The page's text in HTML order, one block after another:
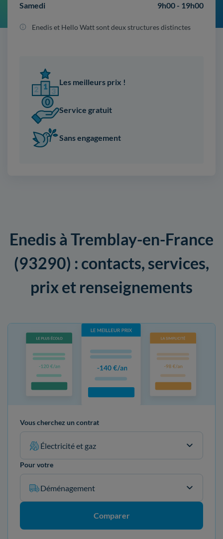
Samedi
9h00 - 19h00
Enedis et Hello Watt sont deux structures distinctes
Les meilleurs prix !
Service gratuit
Sans engagement
Enedis à Tremblay-en-France
(93290) : contacts, services,
prix et renseignements
Vous cherchez un contrat
Électricité et gaz
Pour votre
Déménagement
Comparer